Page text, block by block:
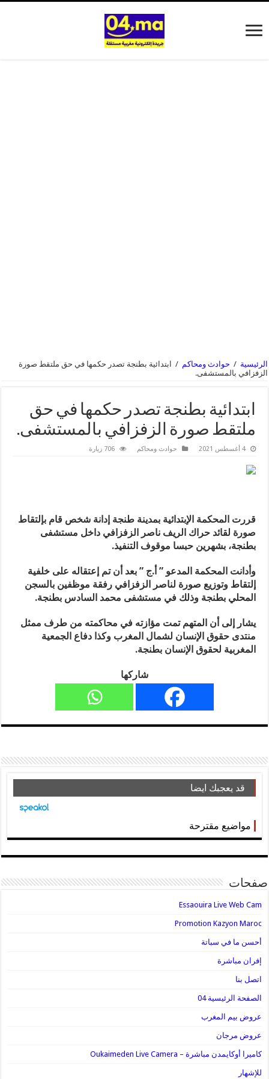
الرئيسية / حوادث ومحاكم /
ابتدائية بطنجة تصدر حكمها في حق ملتقط صورة
الزفزافي بالمستشفى.
ابتدائية بطنجة تصدر حكمها في حق
ملتقط صورة الزفزافي بالمستشفى.
4 أغسطس 2021 حوادث ومحاكم 706 زيارة
قررت المحكمة الإبتدائية بمدينة طنجة إدانة شخص قام بإلتقاط
صورة لقائد حراك الريف ناصر الزفزافي داخل مستشفى
بطنجة، بشهرين حبسا موقوف التنفيذ.
وأدانت المحكمة المدعو ” أ.ج ” بعد أن تم إعتقاله على خلفية
إلتقاط وتوزيع صورة لناصر الزفزافي رفقة موظفين بالسجن
المحلي بطنجة وذلك في مستشفى محمد السادس بطنجة.
يشار إلى أن المتهم تمت مؤازته في محاكمته من طرف ممثل
منتدى حقوق الإنسان لشمال المغرب وكذا دفاع الجمعية
المغربية لحقوق الإنسان بطنجة.
شاركها
قد يعجبك ايضا
مواضيع مقترحة
صفحات
Essaouira Live Web Cam
Promotion Kazyon Maroc
أحسن ما في سباتة
إفران مباشرة
اتصل بنا
الصفحة الرئيسية 04
عروض بيم المغرب
عروض مرجان
كاميرا أوكايمدن مباشرة – Oukaimeden Live Camera
للإشهار